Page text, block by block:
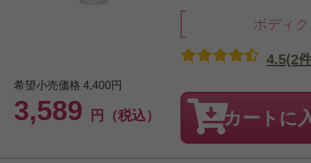
ボディ
希望小売価格 4,400円
3,589 円（税込）
4.5(2
カートに